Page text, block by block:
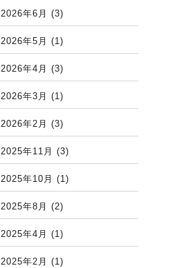
2026年6月 (3)
2026年5月 (1)
2026年4月 (3)
2026年3月 (1)
2026年2月 (3)
2025年11月 (3)
2025年10月 (1)
2025年8月 (2)
2025年4月 (1)
2025年2月 (1)